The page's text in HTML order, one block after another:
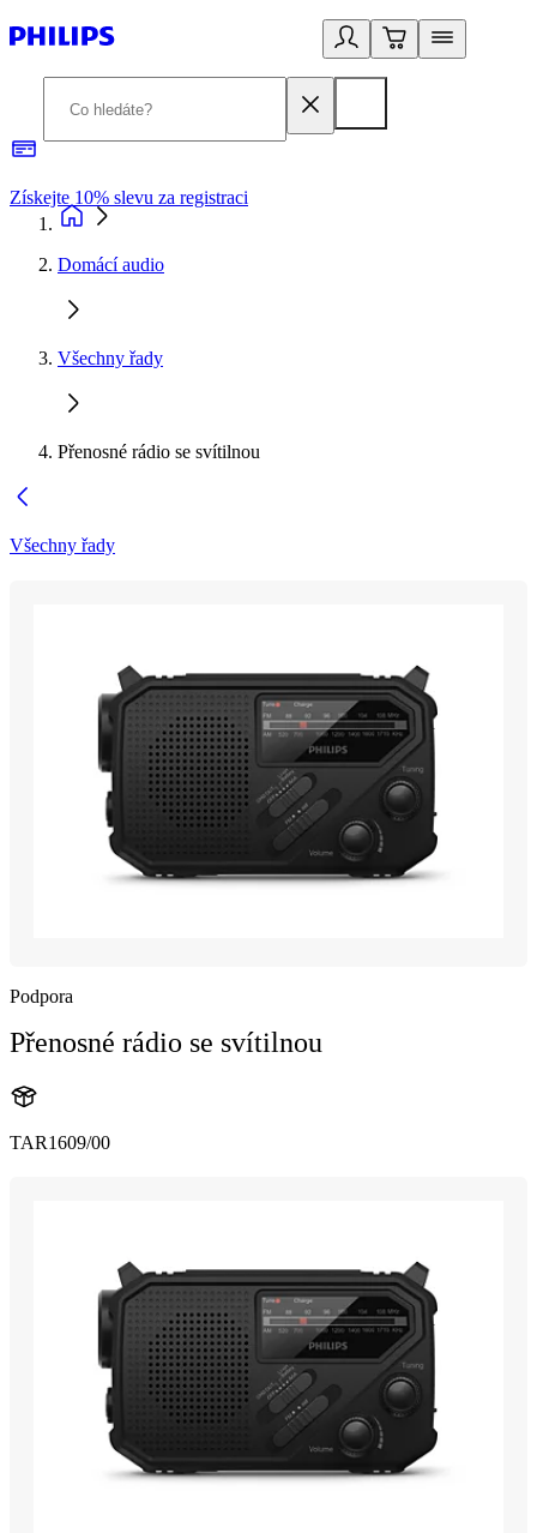
Získejte 10% slevu za registraci
Domácí audio
Všechny řady
Přenosné rádio se svítilnou
Všechny řady
Podpora
Přenosné rádio se svítilnou
TAR1609/00